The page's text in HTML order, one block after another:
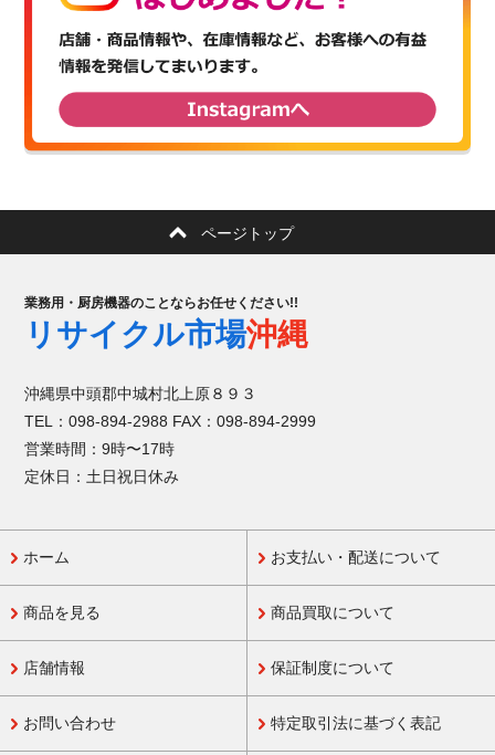
ページトップ
業務用・厨房機器のことならお任せください!!
リサイクル市場沖縄
沖縄県中頭郡中城村北上原８９３
TEL：098-894-2988 FAX：098-894-2999
営業時間：9時〜17時
定休日：土日祝日休み
ホーム
商品を見る
店舗情報
お問い合わせ
お支払い・配送について
商品買取について
保証制度について
特定取引法に基づく表記